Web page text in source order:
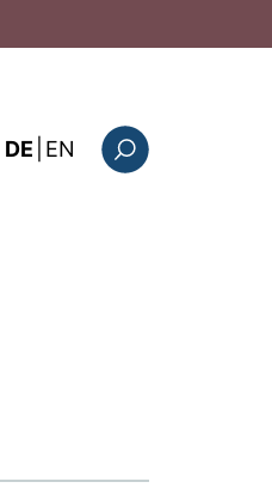
DE EN : the current page